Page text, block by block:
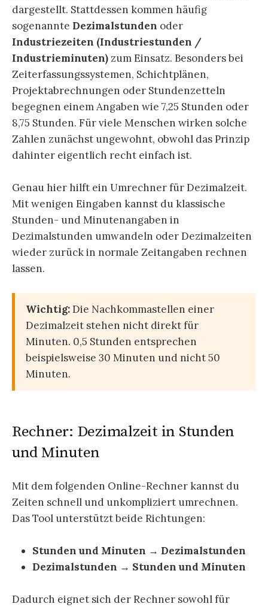
dargestellt. Stattdessen kommen häufig
sogenannte Dezimalstunden oder
Industriezeiten (Industriestunden /
Industrieminuten) zum Einsatz. Besonders bei
Zeiterfassungssystemen, Schichtplänen,
Projektabrechnungen oder Stundenzetteln
begegnen einem Angaben wie 7,25 Stunden oder
8,75 Stunden. Für viele Menschen wirken solche
Zahlen zunächst ungewohnt, obwohl das Prinzip
dahinter eigentlich recht einfach ist.
Genau hier hilft ein Umrechner für Dezimalzeit.
Mit wenigen Eingaben kannst du klassische
Stunden- und Minutenangaben in
Dezimalstunden umwandeln oder Dezimalzeiten
wieder zurück in normale Zeitangaben rechnen
lassen.
Wichtig:Die Nachkommastellen einer
Dezimalzeit stehen nicht direkt für
Minuten. 0,5 Stunden entsprechen
beispielsweise 30 Minuten und nicht 50
Minuten.
Rechner: Dezimalzeit in Stunden
und Minuten
Mit dem folgenden Online-Rechner kannst du
Zeiten schnell und unkompliziert umrechnen.
Das Tool unterstützt beide Richtungen:
Stunden und Minuten → Dezimalstunden
Dezimalstunden → Stunden und Minuten
Dadurch eignet sich der Rechner sowohl für